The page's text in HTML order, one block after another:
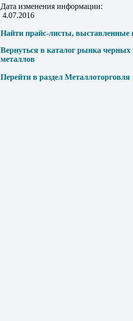
Дата изменения информации:
4.07.2016
Найти прайс-листы, выставленные
Вернуться в каталог рынка
металлов
Перейти в раздел Металлоторговля